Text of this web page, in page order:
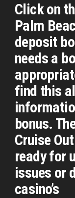
Click on
Palm
deposit
needs a
find this
bonus.
Cruise
ready for
issues or
casino’s